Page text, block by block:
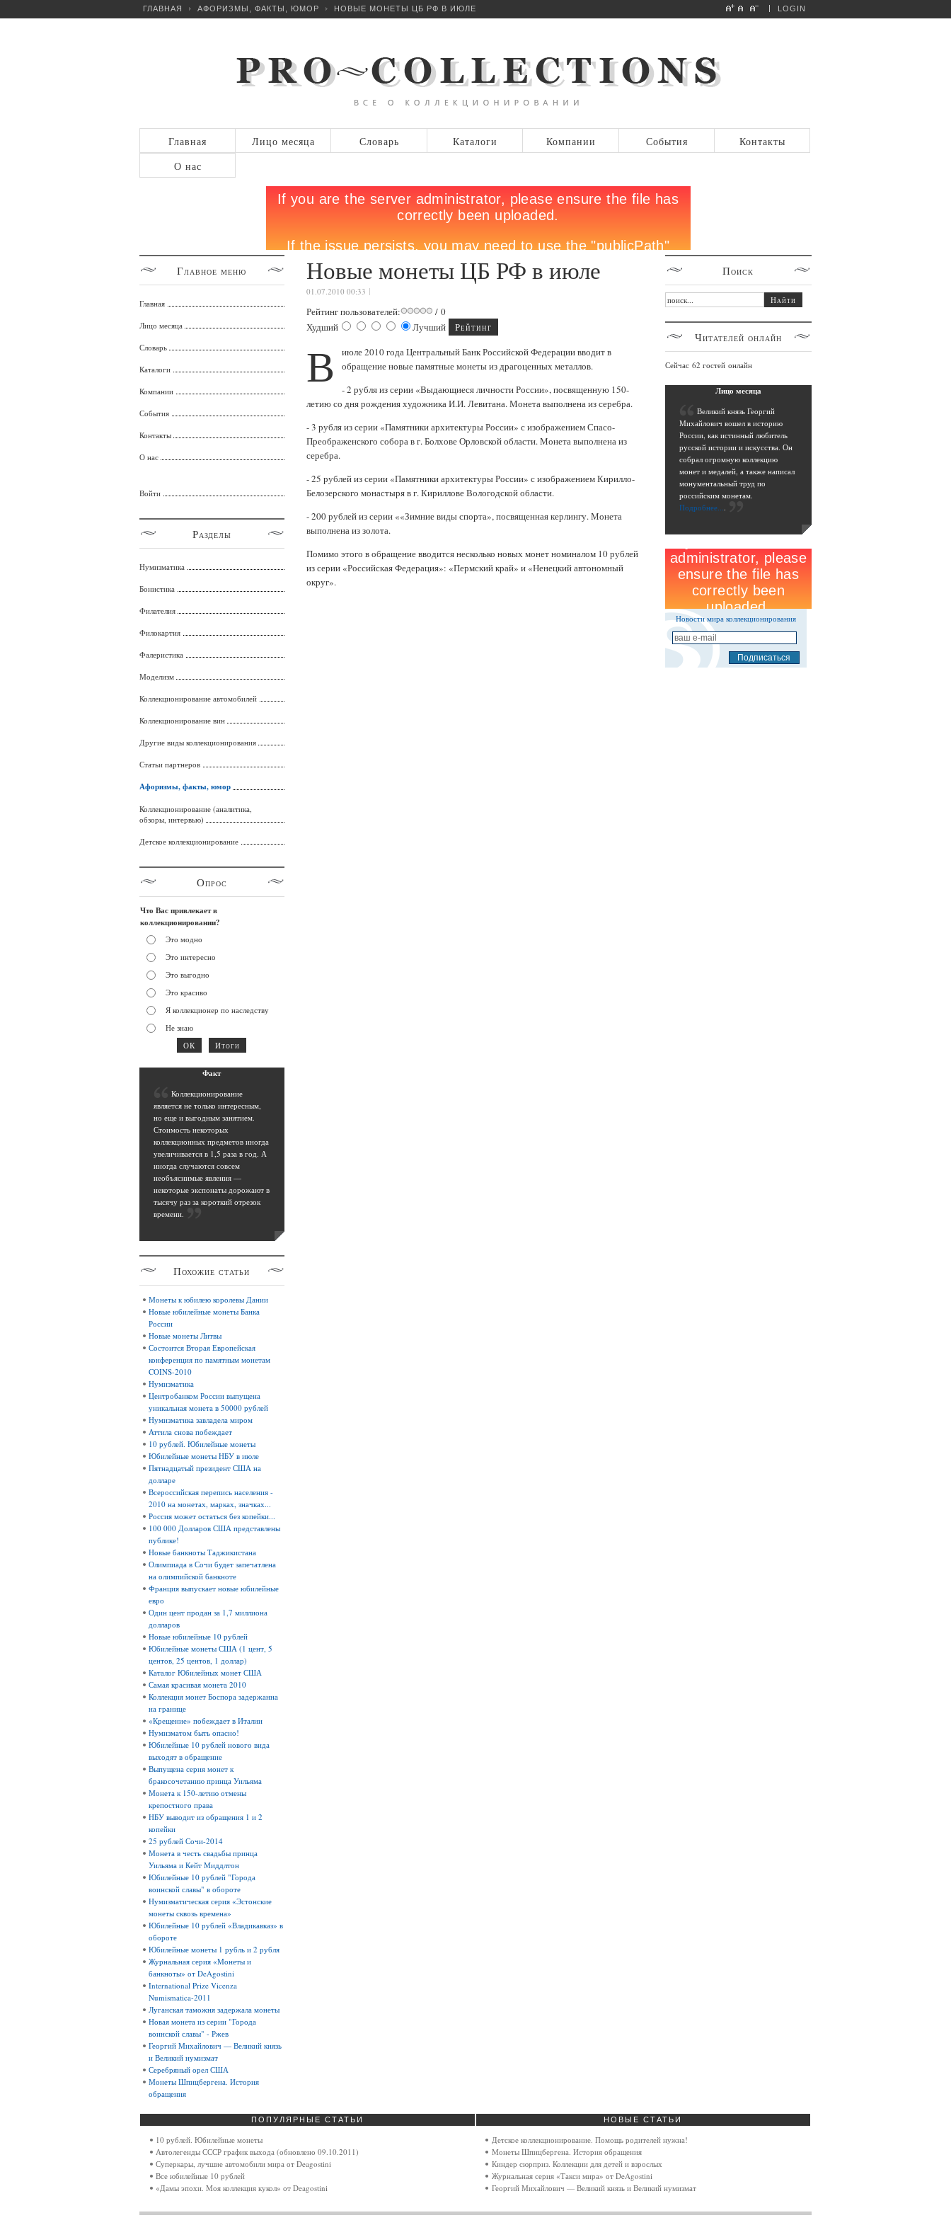
ГЛАВНАЯ АФОРИЗМЫ, ФАКТЫ, ЮМОР НОВЫЕ МОНЕТЫ ЦБ РФ В ИЮЛЕ LOGIN
Главная Лицо месяца Словарь Каталоги Компании События
Контакты
О нас
Новые монеты ЦБ РФ в июле
01.07.2010 00:33
Рейтинг пользователей:
/ 0
Худший
Лучший
В
июле 2010 года Центральный Банк Российской Федерации вводит в
обращение новые памятные монеты из драгоценных металлов.
- 2 рубля из серии «Выдающиеся личности России», посвященную 150-
летию со дня рождения художника И.И. Левитана. Монета выполнена из серебра.
- 3 рубля из серии «Памятники архитектуры России» с изображением Спасо-
Преображенского собора в г. Болхове Орловской области. Монета выполнена из
серебра.
- 25 рублей из серии «Памятники архитектуры России» с изображением Кирилло-
Белозерского монастыря в г. Кириллове Вологодской области.
- 200 рублей из серии ««Зимние виды спорта», посвященная керлингу. Монета
выполнена из золота.
Помимо этого в обращение вводится несколько новых монет номиналом 10 рублей
из серии «Российская Федерация»: «Пермский край» и «Ненецкий автономный
округ».
Главное меню
Главная
Лицо месяца
Словарь
Каталоги
Компании
События
Контакты
О нас
Войти
Разделы
Нумизматика
Бонистика
Филателия
Филокартия
Фалеристика
Моделизм
Коллекционирование автомобилей
Коллекционирование вин
Другие виды коллекционирования
Статьи партнеров
Афоризмы, факты, юмор
Коллекционирование (аналитика,
обзоры, интервью)
Детское коллекционирование
Опрос
Что Вас привлекает в
коллекционировании?
Это модно
Это интересно
Это выгодно
Это красиво
Я коллекционер по наследству
Не знаю
Факт
Коллекционирование
является не только интересным,
но еще и выгодным занятием.
Стоимость некоторых
коллекционных предметов иногда
увеличивается в 1,5 раза в год. А
иногда случаются совсем
необъяснимые явления —
некоторые экспонаты дорожают в
тысячу раз за короткий отрезок
времени.
Похожие статьи
Монеты к юбилею королевы Дании
Новые юбилейные монеты Банка
России
Новые монеты Литвы
Состоится Вторая Европейская
конференция по памятным монетам
COINS-2010
Нумизматика
Центробанком России выпущена
уникальная монета в 50000 рублей
Нумизматика завладела миром
Аттила снова побеждает
10 рублей. Юбилейные монеты
Юбилейные монеты НБУ в июле
Пятнадцатый президент США на
долларе
Всероссийская перепись населения -
2010 на монетах, марках, значках...
Россия может остаться без копейки...
100 000 Долларов США представлены
публике!
Новые банкноты Таджикистана
Олимпиада в Сочи будет запечатлена
на олимпийской банкноте
Франция выпускает новые юбилейные
евро
Один цент продан за 1,7 миллиона
долларов
Новые юбилейные 10 рублей
Юбилейные монеты США (1 цент, 5
центов, 25 центов, 1 доллар)
Каталог Юбилейных монет США
Самая красивая монета 2010
Коллекция монет Боспора задержанна
на границе
«Крещение» побеждает в Италии
Нумизматом быть опасно!
Юбилейные 10 рублей нового вида
выходят в обращение
Выпущена серия монет к
бракосочетанию принца Уильяма
Монета к 150-летию отмены
крепостного права
НБУ выводит из обращения 1 и 2
копейки
25 рублей Сочи-2014
Монета в честь свадьбы принца
Уильяма и Кейт Миддлтон
Юбилейные 10 рублей "Города
воинской славы" в обороте
Нумизматическая серия «Эстонские
монеты сквозь времена»
Юбилейные 10 рублей «Владикавказ» в
обороте
Юбилейные монеты 1 рубль и 2 рубля
Журнальная серия «Монеты и
банкноты» от DeAgostini
International Prize Vicenza
Numismatica-2011
Луганская таможня задержала монеты
Новая монета из серии "Города
воинской славы" - Ржев
Георгий Михайлович — Великий князь
и Великий нумизмат
Серебряный орел США
Монеты Шпицбергена. История
обращения
Поиск
Читателей онлайн
Сейчас 62 гостей онлайн
Лицо месяца
Великий князь Георгий
Михайлович вошел в историю
России, как истинный любитель
русской истории и искусства. Он
собрал огромную коллекцию
монет и медалей, а также написал
монументальный труд по
российским монетам.
Подробнее....
Новости мира коллекционирования
ПОПУЛЯРНЫЕ СТАТЬИ
10 рублей. Юбилейные монеты
Автолегенды СССР график выхода (обновлено 09.10.2011)
Суперкары, лучшие автомобили мира от Deagostini
Все юбилейные 10 рублей
«Дамы эпохи. Моя коллекция кукол» от Deagostini
НОВЫЕ СТАТЬИ
Детское коллекционирование. Помощь родителей нужна!
Монеты Шпицбергена. История обращения
Киндер сюрприз. Коллекции для детей и взрослых
Журнальная серия «Такси мира» от DeAgostini
Георгий Михайлович — Великий князь и Великий нумизмат